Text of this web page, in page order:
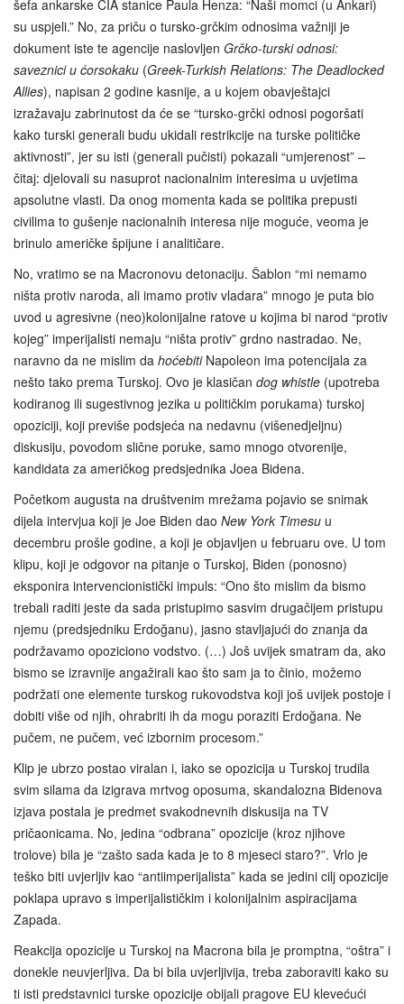
šefa ankarske CIA stanice Paula Henza: “Naši momci (u Ankari)
su uspjeli.” No, za priču o tursko-grčkim odnosima važniji je
dokument iste te agencije naslovljen Grčko-turski odnosi:
saveznici u ćorsokaku (Greek-Turkish Relations: The Deadlocked
Allies), napisan 2 godine kasnije, a u kojem obavještajci
izražavaju zabrinutost da će se “tursko-grčki odnosi pogoršati
kako turski generali budu ukidali restrikcije na turske političke
aktivnosti”, jer su isti (generali pučisti) pokazali “umjerenost” –
čitaj: djelovali su nasuprot nacionalnim interesima u uvjetima
apsolutne vlasti. Da onog momenta kada se politika prepusti
civilima to gušenje nacionalnih interesa nije moguće, veoma je
brinulo američke špijune i analitičare.
No, vratimo se na Macronovu detonaciju. Šablon “mi nemamo
ništa protiv naroda, ali imamo protiv vladara” mnogo je puta bio
uvod u agresivne (neo)kolonijalne ratove u kojima bi narod “protiv
kojeg” imperijalisti nemaju “ništa protiv” grdno nastradao. Ne,
naravno da ne mislim da hoćebitiNapoleon ima potencijala za
nešto tako prema Turskoj. Ovo je klasičan dog whistle (upotreba
kodiranog ili sugestivnog jezika u političkim porukama) turskoj
opoziciji, koji previše podsjeća na nedavnu (višenedjeljnu)
diskusiju, povodom slične poruke, samo mnogo otvorenije,
kandidata za američkog predsjednika Joea Bidena.
Početkom augusta na društvenim mrežama pojavio se snimak
dijela intervjua koji je Joe Biden dao New York Timesu u
decembru prošle godine, a koji je objavljen u februaru ove. U tom
klipu, koji je odgovor na pitanje o Turskoj, Biden (ponosno)
eksponira intervencionistički impuls: “Ono što mislim da bismo
trebali raditi jeste da sada pristupimo sasvim drugačijem pristupu
njemu (predsjedniku Erdoğanu), jasno stavljajući do znanja da
podržavamo opoziciono vodstvo. (…) Još uvijek smatram da, ako
bismo se izravnije angažirali kao što sam ja to činio, možemo
podržati one elemente turskog rukovodstva koji još uvijek postoje i
dobiti više od njih, ohrabriti ih da mogu poraziti Erdoğana. Ne
pučem, ne pučem, već izbornim procesom.”
Klip je ubrzo postao viralan i, iako se opozicija u Turskoj trudila
svim silama da izigrava mrtvog oposuma, skandalozna Bidenova
izjava postala je predmet svakodnevnih diskusija na TV
pričaonicama. No, jedina “odbrana” opozicije (kroz njihove
trolove) bila je “zašto sada kada je to 8 mjeseci staro?”. Vrlo je
teško biti uvjerljiv kao “antiimperijalista” kada se jedini cilj opozicije
poklapa upravo s imperijalističkim i kolonijalnim aspiracijama
Zapada.
Reakcija opozicije u Turskoj na Macrona bila je promptna, “oštra” i
donekle neuvjerljiva. Da bi bila uvjerljivija, treba zaboraviti kako su
ti isti predstavnici turske opozicije obijali pragove EU klevećući